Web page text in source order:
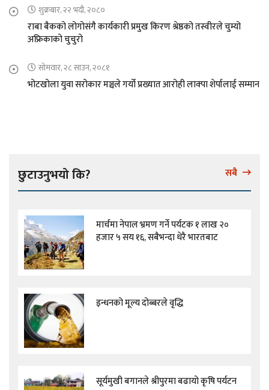
शुक्रबार, २२ भदौ, २०८०
राबा बैकको लोगोसंगै कार्यकारी प्रमुख किरण श्रेष्ठको तस्वीरले चुम्यो
अफ्रिकाको चुचुरो
सोमवार, २८ साउन, २०८१
भोटखोला युवा सरोकार मञ्चले गर्यो प्रख्यात आरोही लाक्पा शेर्पालाई सम्मान
छुटाउनुभयो कि? सबै
मार्चमा नेपाल भ्रमण गर्ने पर्यटक १ लाख २०
हजार ५ सय १६, सबैभन्दा धेरै भारतबाट
इन्धनको मूल्य दोब्बरले वृद्धि
सूर्यमुखी बगानले श्रीपुरमा बढायो कृषि पर्यटन